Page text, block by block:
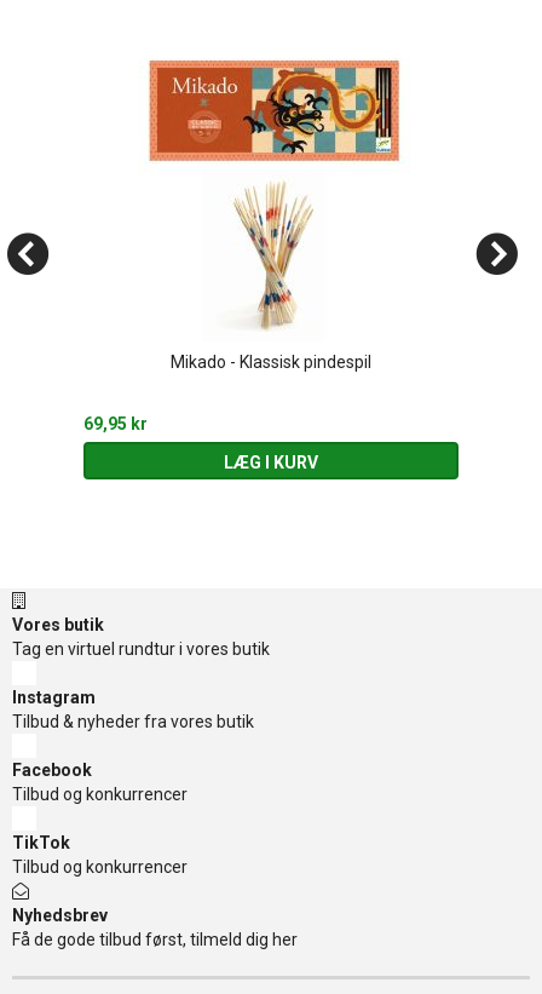
Mikado - Klassisk pindespil
69,95 kr
LÆG I KURV
Vores butik
Tag en virtuel rundtur i vores butik
Instagram
Tilbud & nyheder fra vores butik
Facebook
Tilbud og konkurrencer
TikTok
Tilbud og konkurrencer
Nyhedsbrev
Få de gode tilbud først, tilmeld dig her